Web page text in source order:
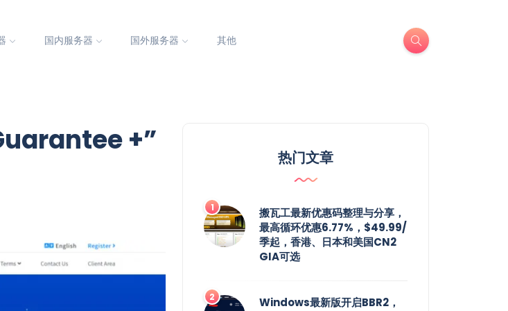
国内服务器 国外服务器 其他
+”
热门文章
搬瓦工最新优惠码整理与分享，
最高循环优惠6.77%，$49.99/
季起，香港、日本和美国CN2
GIA可选
Windows最新版开启BBR2，